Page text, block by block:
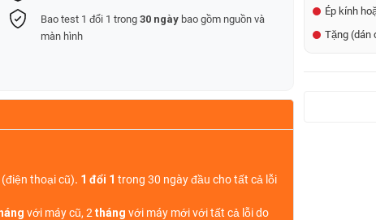
Bao test 1 đổi 1 trong30 ngày bao gồm nguồn và
màn hình
(điện thoại cũ). 1 đổi 1 trong 30 ngày đầu cho tất cả lỗi
với máy cũ, 2 tháng với máy mới với tất cả lỗi do
Ép kính
Tặng (dán